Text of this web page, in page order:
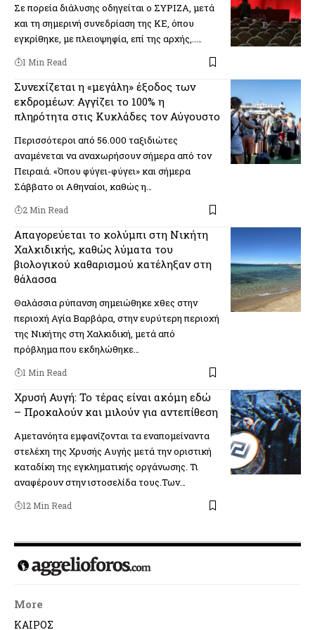
Σε πορεία διάλυσης οδηγείται ο ΣΥΡΙΖΑ, μετά
και τη σημερινή συνεδρίαση της ΚΕ, όπου
εγκρίθηκε, με πλειοψηφία, επί της αρχής,..…
1 Min Read
Συνεχίζεται η «μεγάλη» έξοδος των
εκδρομέων: Αγγίζει το 100% η
πληρότητα στις Κυκλάδες τον Αύγουστο
Περισσότεροι από 56.000 ταξιδιώτες
αναμένεται να αναχωρήσουν σήμερα από τον
Πειραιά. «Όπου φύγει-φύγει» και σήμερα
Σάββατο οι Αθηναίοι, καθώς η…
2 Min Read
Απαγορεύεται το κολύμπι στη Νικήτη
Χαλκιδικής, καθώς λύματα του
βιολογικού καθαρισμού κατέληξαν στη
θάλασσα
Θαλάσσια ρύπανση σημειώθηκε χθες στην
περιοχή Αγία Βαρβάρα, στην ευρύτερη περιοχή
της Νικήτης στη Χαλκιδική, μετά από
πρόβλημα που εκδηλώθηκε…
1 Min Read
Χρυσή Αυγή: Το τέρας είναι ακόμη εδώ
– Προκαλούν και μιλούν για αντεπίθεση
Αμετανόητα εμφανίζονται τα εναπομείναντα
στελέχη της Χρυσής Αυγής μετά την οριστική
καταδίκη της εγκληματικής οργάνωσης. Τι
αναφέρουν στην ιστοσελίδα τους.Των…
12 Min Read
More
ΚΑΙΡΟΣ